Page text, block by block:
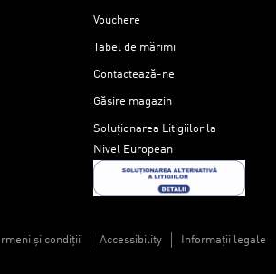
Vouchere
Tabel de mărimi
Contactează-ne
Găsire magazin
Soluționarea Litigiilor la
Nivel European
și condiții Accessibility Informații legale